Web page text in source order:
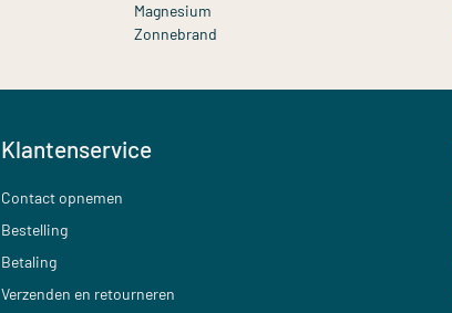
Magnesium
Zonnebrand
Klantenservice
Contact opnemen
Bestelling
Betaling
Verzenden en retourneren